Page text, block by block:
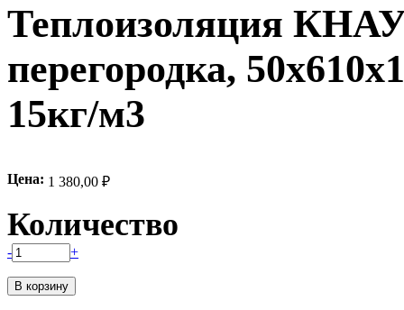
Теплоизоляция
перегородка,
15кг/м3
Цена: 1 380,00 ₽
Количество
- +